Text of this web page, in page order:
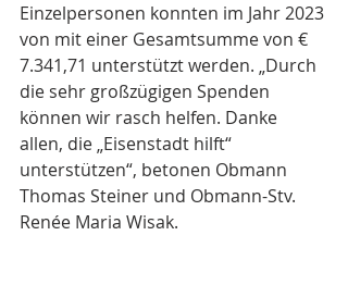
Einzelpersonen konnten im Jahr 2023
von mit einer Gesamtsumme von €
7.341,71 unterstützt werden. „Durch
die sehr großzügigen Spenden
können wir rasch helfen. Danke
allen, die „Eisenstadt hilft“
unterstützen“, betonen Obmann
Thomas Steiner und Obmann-Stv.
Renée Maria Wisak.